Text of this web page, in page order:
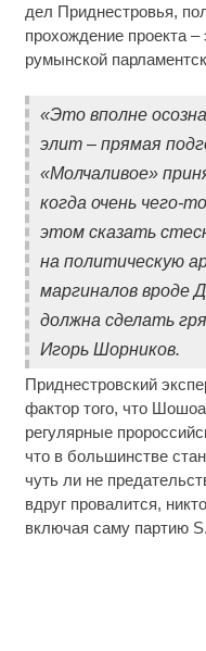
дел Приднестровья,
прохождение проекта –
румынской
«Это вполне
элит – прямая
«Молчаливое»
когда очень чего-
этом сказать
на политическую
маргиналов вроде
должна сделать
Игорь Шорников.
Приднестровский
фактор того, что
регулярные
что в большинстве
чуть ли не
вдруг провалится,
включая саму партию